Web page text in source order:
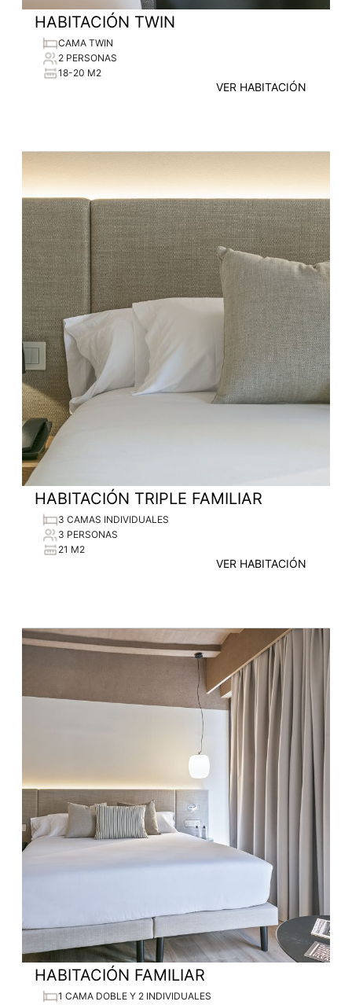
HABITACIÓN TWIN
CAMA TWIN
2 PERSONAS
18-20 M2
VER HABITACIÓN
HABITACIÓN TRIPLE FAMILIAR
3 CAMAS INDIVIDUALES
3 PERSONAS
21 M2
VER HABITACIÓN
HABITACIÓN FAMILIAR
1 CAMA DOBLE Y 2 INDIVIDUALES